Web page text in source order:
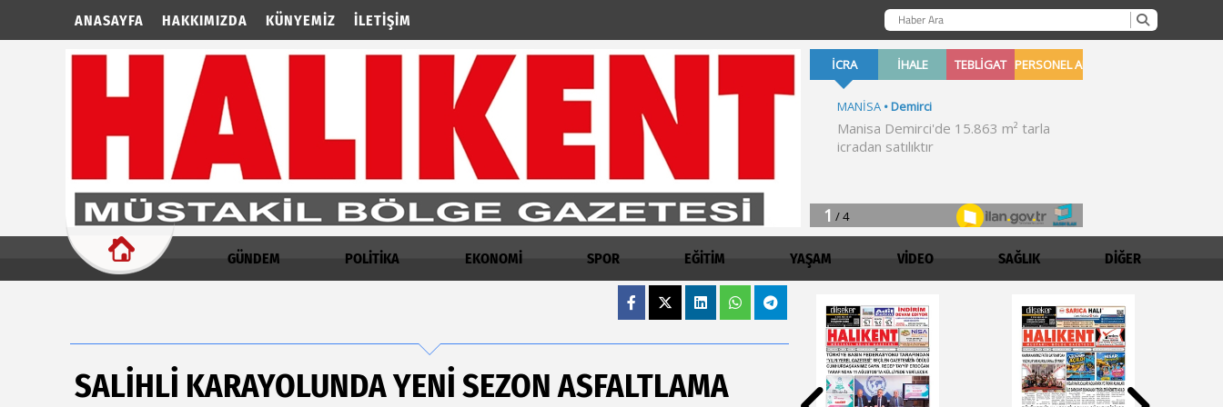
ANASAYFA HAKKIMIZDA KÜNYEMIZ İLETIŞIM
GÜNDEM POLİTİKA EKONOMİ SPOR EĞİTİM YAŞAM VİDEO SAĞLIK DİĞER
SALİHLİ KARAYOLUNDA YENİ SEZON ASFALTLAMA